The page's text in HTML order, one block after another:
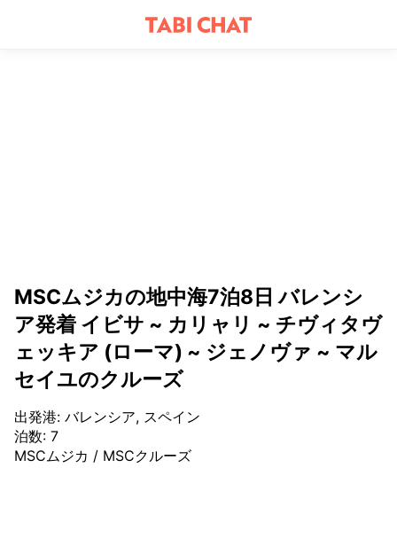
MSCムジカの地中海7泊8日 バレンシ
ア発着 イビサ ~ カリャリ ~ チヴィタヴ
ェッキア (ローマ) ~ ジェノヴァ ~ マル
セイユのクルーズ
出発港: バレンシア, スペイン
泊数: 7
MSCムジカ / MSCクルーズ